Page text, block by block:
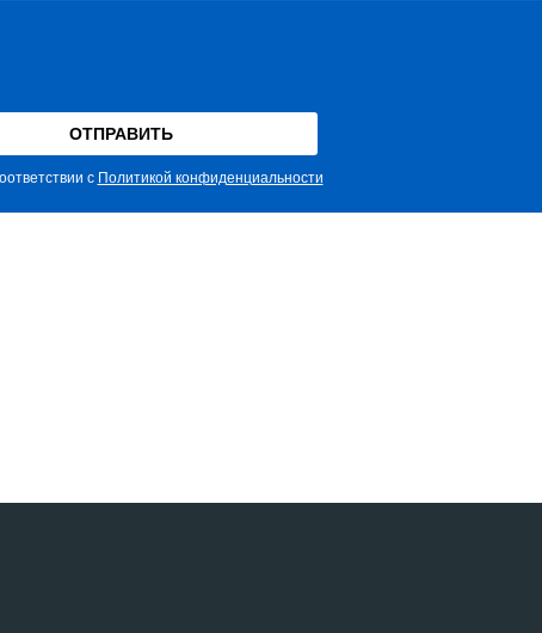
с Политикой конфиденциальности